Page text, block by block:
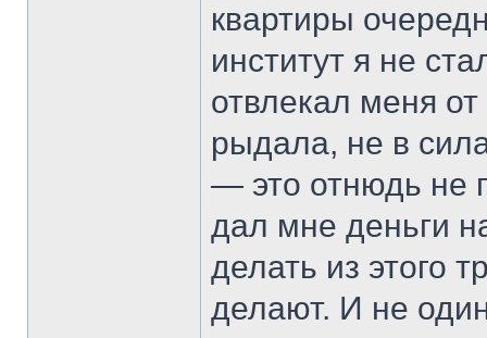
квартиры
институт я не
отвлекал меня
рыдала, не в
— это отнюдь не
дал мне деньги
делать из этого
делают. И не